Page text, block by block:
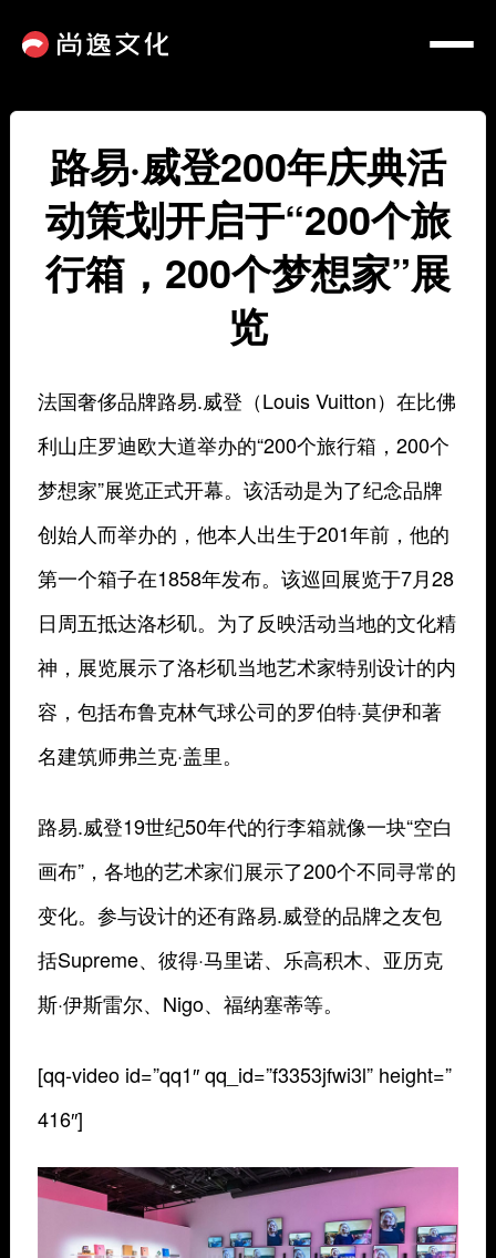
路易·威登200年庆典活
动策划开启于“200个旅
行箱，200个梦想家”展
览
法国奢侈品牌路易.威登（Louis Vuitton）在比佛
利山庄罗迪欧大道举办的“200个旅行箱，200个
梦想家”展览正式开幕。该活动是为了纪念品牌
创始人而举办的，他本人出生于201年前，他的
第一个箱子在1858年发布。该巡回展览于7月28
日周五抵达洛杉矶。为了反映活动当地的文化精
神，展览展示了洛杉矶当地艺术家特别设计的内
容，包括布鲁克林气球公司的罗伯特·莫伊和著
名建筑师弗兰克·盖里。
路易.威登19世纪50年代的行李箱就像一块“空白
画布”，各地的艺术家们展示了200个不同寻常的
变化。参与设计的还有路易.威登的品牌之友包
括Supreme、彼得·马里诺、乐高积木、亚历克
斯·伊斯雷尔、Nigo、福纳塞蒂等。
[qq-video id=”qq1″ qq_id=”f3353jfwi3l” height=”
416″]